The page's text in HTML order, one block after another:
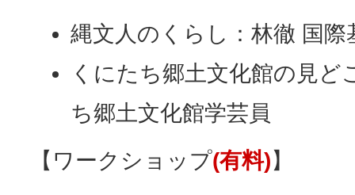
縄文人のくらし：林徹 国際
くにたち郷土文化館の見ど
ち郷土文化館学芸員
【ワークショップ(有料)】